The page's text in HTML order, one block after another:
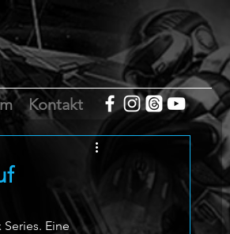
Kontakt
Series. Eine